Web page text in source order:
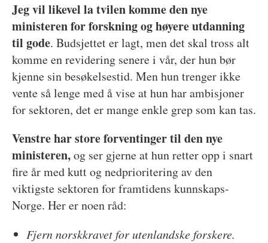
Jeg vil likevel la tvilen komme den nye
ministeren for forskning og høyere utdanning
til gode. Budsjettet er lagt, men det skal tross alt
komme en revidering senere i vår, der hun bør
kjenne sin besøkelsestid. Men hun trenger ikke
vente så lenge med å vise at hun har ambisjoner
for sektoren, det er mange enkle grep som kan tas.
Venstre har store forventinger til den nye
ministeren,og ser gjerne at hun retter opp i snart
fire år med kutt og nedprioritering av den
viktigste sektoren for framtidens kunnskaps-
Norge. Her er noen råd:
Fjern norskkravet for utenlandske forskere.